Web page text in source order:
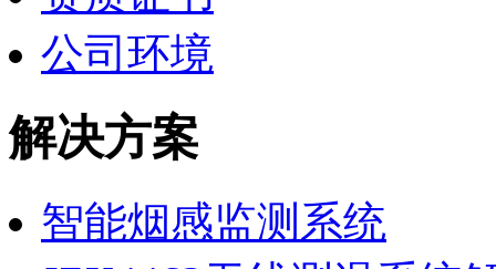
公司环境
解决方案
智能烟感监测系统